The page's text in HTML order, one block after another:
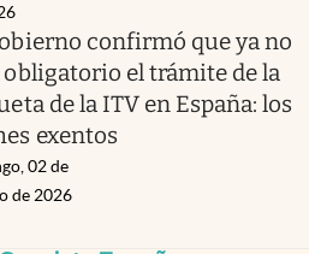
confirmó que ya no
obligatorio el trámite de la
de la ITV en España: los
exentos
02 de
de 2026